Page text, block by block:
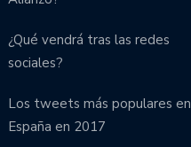
¿Qué vendrá tras las redes
sociales?
Los tweets más populares en
España en 2017